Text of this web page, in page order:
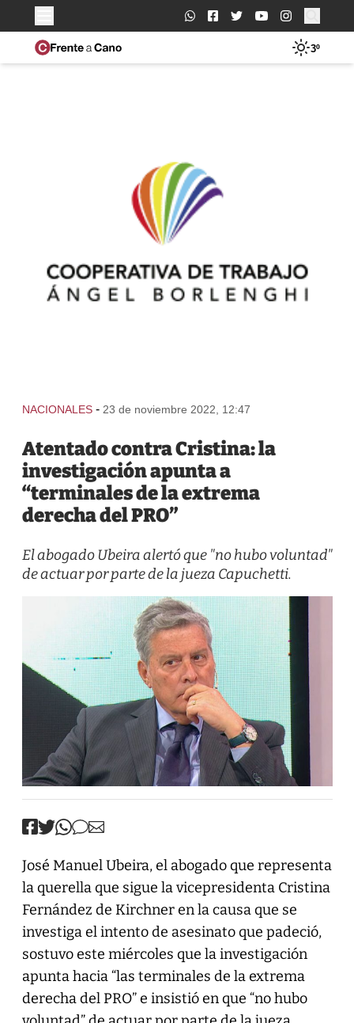
Buscar:
3º
NACIONALES - 23 de noviembre 2022, 12:47
Atentado contra Cristina: la
investigación apunta a
“terminales de la extrema
derecha del PRO”
El abogado Ubeira alertó que "no hubo voluntad"
de actuar por parte de la jueza Capuchetti.
José Manuel Ubeira, el abogado que representa
la querella que sigue la vicepresidenta Cristina
Fernández de Kirchner en la causa que se
investiga el intento de asesinato que padeció,
sostuvo este miércoles que la investigación
apunta hacia “las terminales de la extrema
derecha del PRO” e insistió en que “no hubo